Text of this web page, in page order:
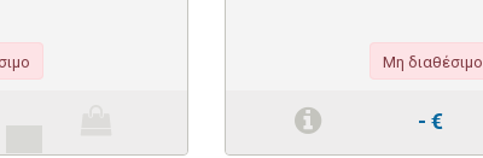
Μη διαθέσιμο
- €